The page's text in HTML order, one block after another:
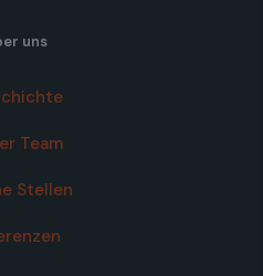
uns
Team
Stellen